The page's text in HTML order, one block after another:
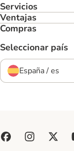
Servicios
Ventajas
Compras
Seleccionar país
España / es